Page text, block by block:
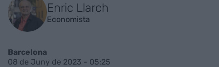
Enric Llarch
Economista
Barcelona
08 de Juny de 2023 - 05:25